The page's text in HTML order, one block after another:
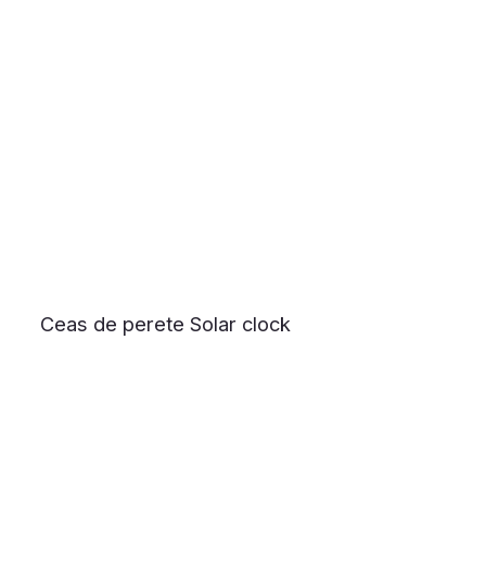
Ceas de perete Solar clock